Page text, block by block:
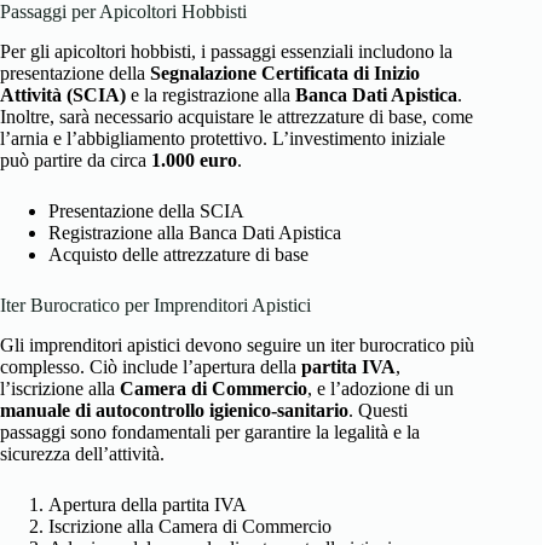
Passaggi per Apicoltori Hobbisti
Per gli apicoltori hobbisti, i passaggi essenziali includono la
presentazione della Segnalazione Certificata di Inizio
Attività (SCIA) e la registrazione alla Banca Dati Apistica.
Inoltre, sarà necessario acquistare le attrezzature di base, come
l’arnia e l’abbigliamento protettivo. L’investimento iniziale
può partire da circa 1.000 euro.
Presentazione della SCIA
Registrazione alla Banca Dati Apistica
Acquisto delle attrezzature di base
Iter Burocratico per Imprenditori Apistici
Gli imprenditori apistici devono seguire un iter burocratico più
complesso. Ciò include l’apertura della partita IVA,
l’iscrizione alla Camera di Commercio, e l’adozione di un
manuale di autocontrollo igienico-sanitario. Questi
passaggi sono fondamentali per garantire la legalità e la
sicurezza dell’attività.
Apertura della partita IVA
Iscrizione alla Camera di Commercio